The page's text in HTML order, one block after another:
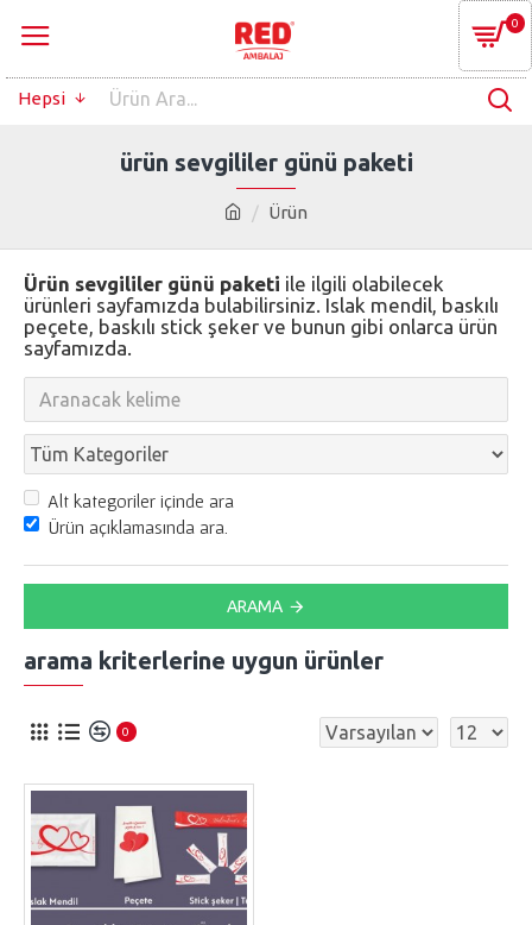
0
Hepsi
Ürün
ürün sevgililer günü paketi
Ürün sevgililer günü paketi ile ilgili olabilecek
ürünleri sayfamızda bulabilirsiniz. Islak mendil, baskılı
peçete, baskılı stick şeker ve bunun gibi onlarca ürün
sayfamızda.
Alt kategoriler içinde ara
Ürün açıklamasında ara.
ARAMA
arama kriterlerine uygun ürünler
0